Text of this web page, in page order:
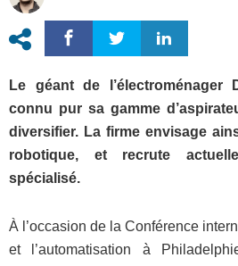
Le géant de l’électroménager
connu pur sa gamme
diversifier. La firme envisage
robotique, et recrute
spécialisé.
À l’occasion de la Conférence
et l’automatisation à